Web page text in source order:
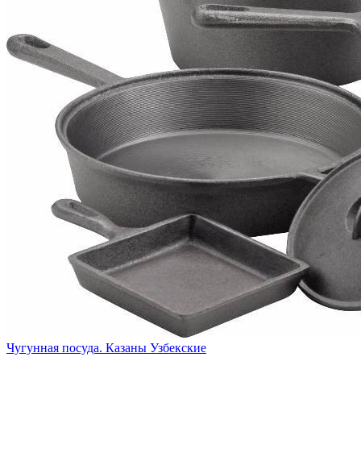
Чугунная посуда. Казаны Узбекские